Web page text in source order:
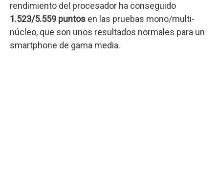
rendimiento del procesador ha conseguido
1.523/5.559 puntos en las pruebas mono/multi-
núcleo, que son unos resultados normales para un
smartphone de gama media.